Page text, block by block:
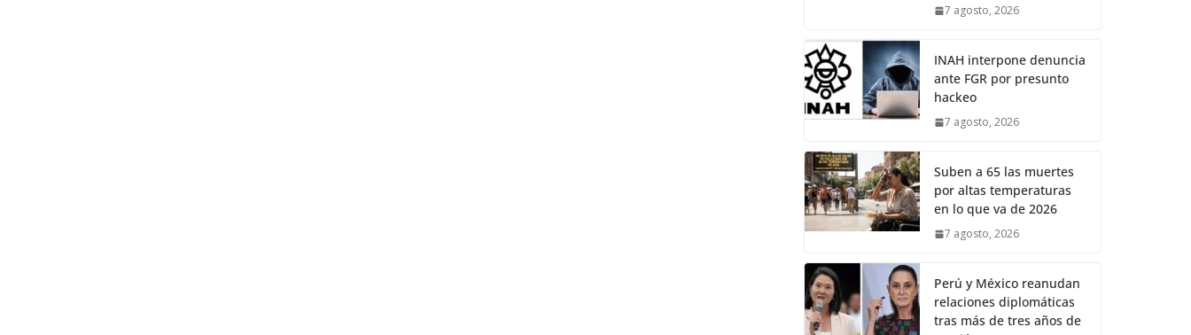
7 agosto, 2026
INAH interpone denuncia
ante FGR por presunto
hackeo
7 agosto, 2026
Suben a 65 las muertes
por altas temperaturas
en lo que va de 2026
7 agosto, 2026
Perú y México reanudan
relaciones diplomáticas
tras más de tres años de